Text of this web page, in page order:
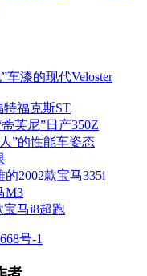
车漆的现代Veloster
特福克斯ST
芙尼”日产350Z
”的性能车姿态
2002款宝马335i
M3
宝马i8超跑
号-1